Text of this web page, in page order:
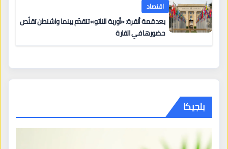
اقتصاد
بعد قمة أنقرة: «أوربة الناتو» تتقدّم بينما واشنطن تقلّص
حضورها في القارة
بلجيكا